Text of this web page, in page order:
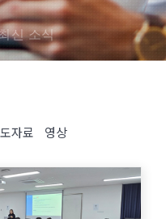
신 소식
자료 영상